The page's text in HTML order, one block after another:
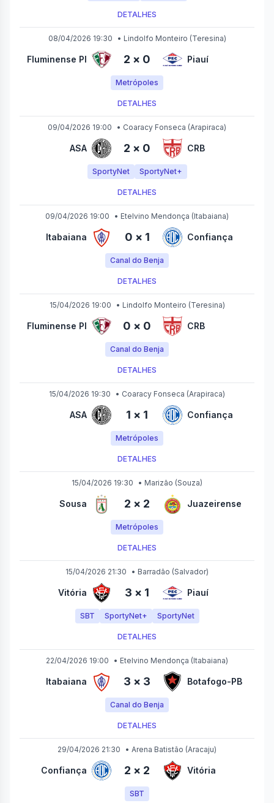
DETALHES
08/04/2026 19:30 • Lindolfo Monteiro (Teresina)
Fluminense PI 2 × 0 Piauí
Metrópoles
DETALHES
09/04/2026 19:00 • Coaracy Fonseca (Arapiraca)
ASA 2 × 0 CRB
SportyNet SportyNet+
DETALHES
09/04/2026 19:00 • Etelvino Mendonça (Itabaiana)
Itabaiana 0 × 1 Confiança
Canal do Benja
DETALHES
15/04/2026 19:00 • Lindolfo Monteiro (Teresina)
Fluminense PI 0 × 0 CRB
Canal do Benja
DETALHES
15/04/2026 19:30 • Coaracy Fonseca (Arapiraca)
ASA 1 × 1 Confiança
Metrópoles
DETALHES
15/04/2026 19:30 • Marizão (Souza)
Sousa 2 × 2 Juazeirense
Metrópoles
DETALHES
15/04/2026 21:30 • Barradão (Salvador)
Vitória 3 × 1 Piauí
SBT SportyNet+ SportyNet
DETALHES
22/04/2026 19:00 • Etelvino Mendonça (Itabaiana)
Itabaiana 3 × 3 Botafogo-PB
Canal do Benja
DETALHES
29/04/2026 21:30 • Arena Batistão (Aracaju)
Confiança 2 × 2 Vitória
SBT